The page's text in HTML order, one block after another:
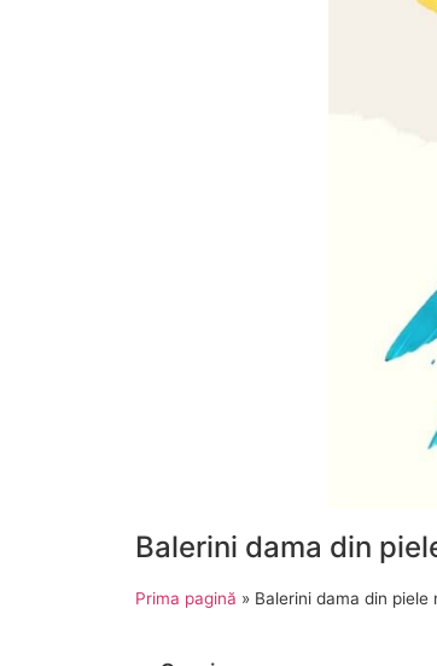
Balerini dama din
Prima pagină » Balerini dama din